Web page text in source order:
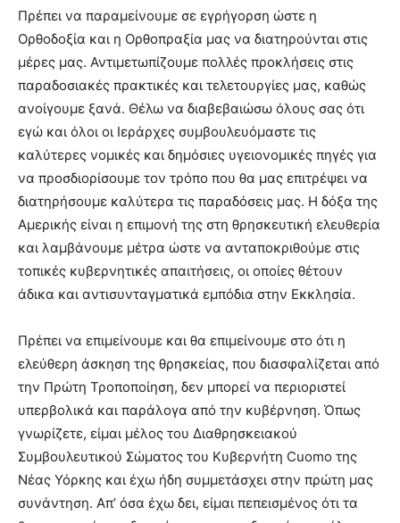
Πρέπει να παραμείνουμε σε εγρήγορση ώστε η
Ορθοδοξία και η Ορθοπραξία μας να διατηρούνται στις
μέρες μας. Αντιμετωπίζουμε πολλές προκλήσεις στις
παραδοσιακές πρακτικές και τελετουργίες μας, καθώς
ανοίγουμε ξανά. Θέλω να διαβεβαιώσω όλους σας ότι
εγώ και όλοι οι Ιεράρχες συμβουλευόμαστε τις
καλύτερες νομικές και δημόσιες υγειονομικές πηγές για
να προσδιορίσουμε τον τρόπο που θα μας επιτρέψει να
διατηρήσουμε καλύτερα τις παραδόσεις μας. Η δόξα της
Αμερικής είναι η επιμονή της στη θρησκευτική ελευθερία
και λαμβάνουμε μέτρα ώστε να ανταποκριθούμε στις
τοπικές κυβερνητικές απαιτήσεις, οι οποίες θέτουν
άδικα και αντισυνταγματικά εμπόδια στην Εκκλησία.
Πρέπει να επιμείνουμε και θα επιμείνουμε στο ότι η
ελεύθερη άσκηση της θρησκείας, που διασφαλίζεται από
την Πρώτη Τροποποίηση, δεν μπορεί να περιοριστεί
υπερβολικά και παράλογα από την κυβέρνηση. Όπως
γνωρίζετε, είμαι μέλος του Διαθρησκειακού
Συμβουλευτικού Σώματος του Κυβερνήτη Cuomo της
Νέας Υόρκης και έχω ήδη συμμετάσχει στην πρώτη μας
συνάντηση. Απ’ όσα έχω δει, είμαι πεπεισμένος ότι τα